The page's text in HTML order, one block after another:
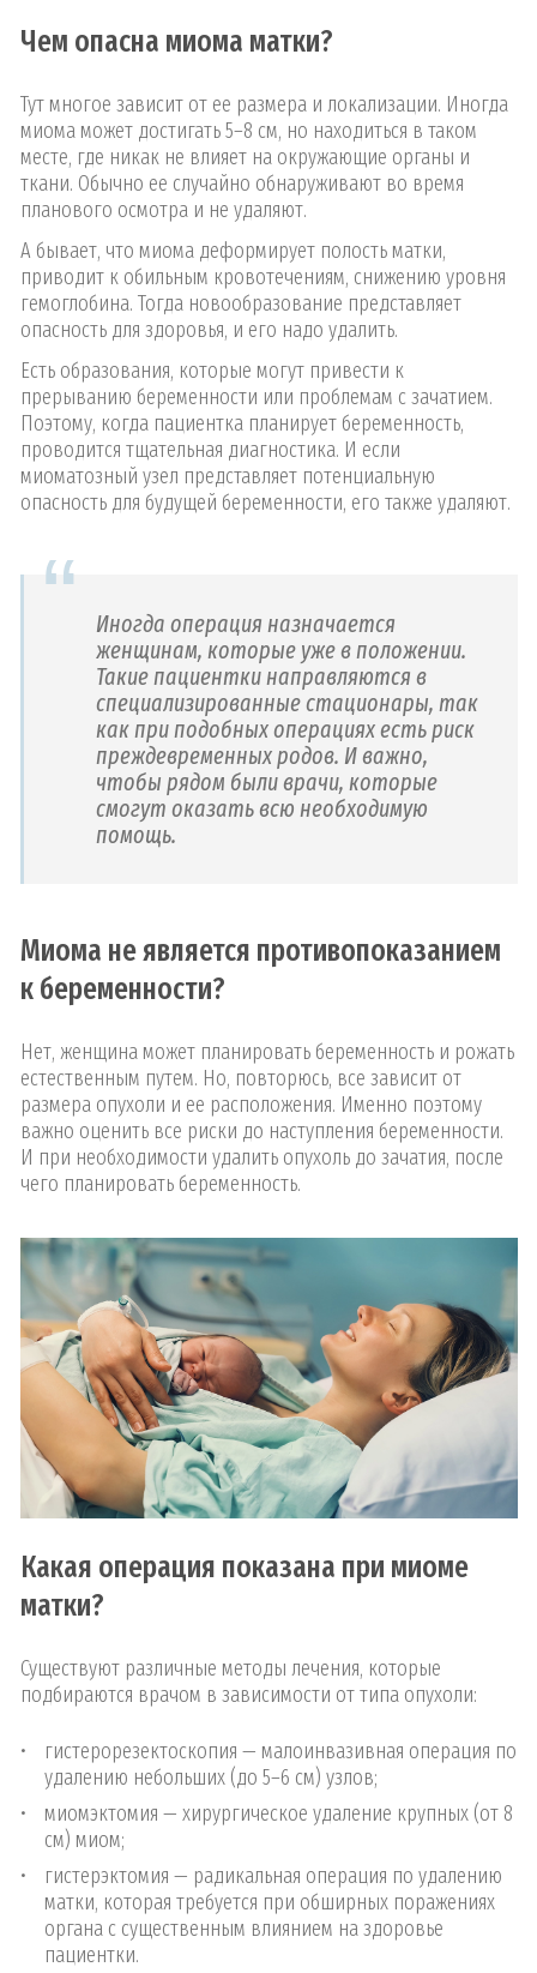
Чем опасна миома матки?
Тут многое зависит от ее размера и локализации. Иногда
миома может достигать 5–8 см, но находиться в таком
месте, где никак не влияет на окружающие органы и
ткани. Обычно ее случайно обнаруживают во время
планового осмотра и не удаляют.
А бывает, что миома деформирует полость матки,
приводит к обильным кровотечениям, снижению уровня
гемоглобина. Тогда новообразование представляет
опасность для здоровья, и его надо удалить.
Есть образования, которые могут привести к
прерыванию беременности или проблемам с зачатием.
Поэтому, когда пациентка планирует беременность,
проводится тщательная диагностика. И если
миоматозный узел представляет потенциальную
опасность для будущей беременности, его также удаляют.
Иногда операция назначается
женщинам, которые уже в положении.
Такие пациентки направляются в
специализированные стационары, так
как при подобных операциях есть риск
преждевременных родов. И важно,
чтобы рядом были врачи, которые
смогут оказать всю необходимую
помощь.
Миома не является противопоказанием
к беременности?
Нет, женщина может планировать беременность и рожать
естественным путем. Но, повторюсь, все зависит от
размера опухоли и ее расположения. Именно поэтому
важно оценить все риски до наступления беременности.
И при необходимости удалить опухоль до зачатия, после
чего планировать беременность.
Какая операция показана при миоме
матки?
Существуют различные методы лечения, которые
подбираются врачом в зависимости от типа опухоли:
гистерорезектоскопия — малоинвазивная операция по
удалению небольших (до 5–6 см) узлов;
миомэктомия — хирургическое удаление крупных (от 8
см) миом;
гистерэктомия — радикальная операция по удалению
матки, которая требуется при обширных поражениях
органа с существенным влиянием на здоровье
пациентки.